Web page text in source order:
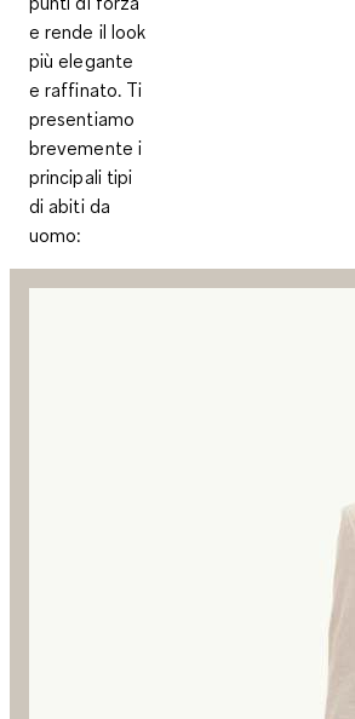
e rende il look
più elegante
e raffinato. Ti
presentiamo
brevemente i
principali tipi
di abiti da
uomo: